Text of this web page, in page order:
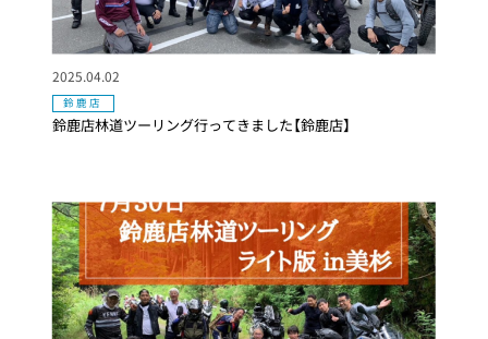
鈴鹿店林道ツーリング行ってきました【鈴鹿店】
2025.04.02
鈴鹿店